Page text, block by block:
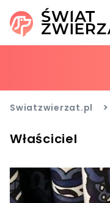
Swiatzwierzat.pl >
Właściciel